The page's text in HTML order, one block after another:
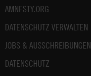
AMNESTY.ORG
DATENSCHUTZ VERWALTEN
JOBS & AUSSCHREIBUNGEN
DATENSCHUTZ